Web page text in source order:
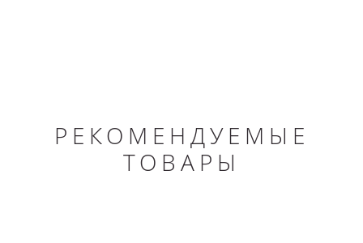
РЕКОМЕНДУЕМЫЕ
ТОВАРЫ